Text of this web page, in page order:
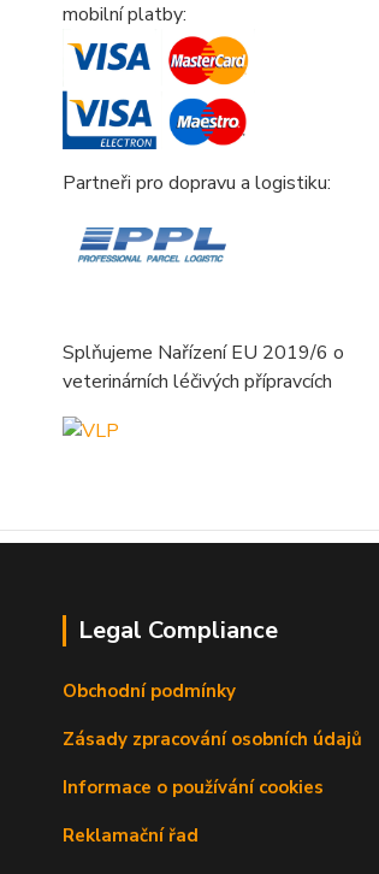
mobilní platby:
Partneři pro dopravu a logistiku:
Splňujeme Nařízení EU 2019/6 o
veterinárních léčivých přípravcích
Legal Compliance
Obchodní podmínky
Zásady zpracování osobních údajů
Informace o používání cookies
Reklamační řad